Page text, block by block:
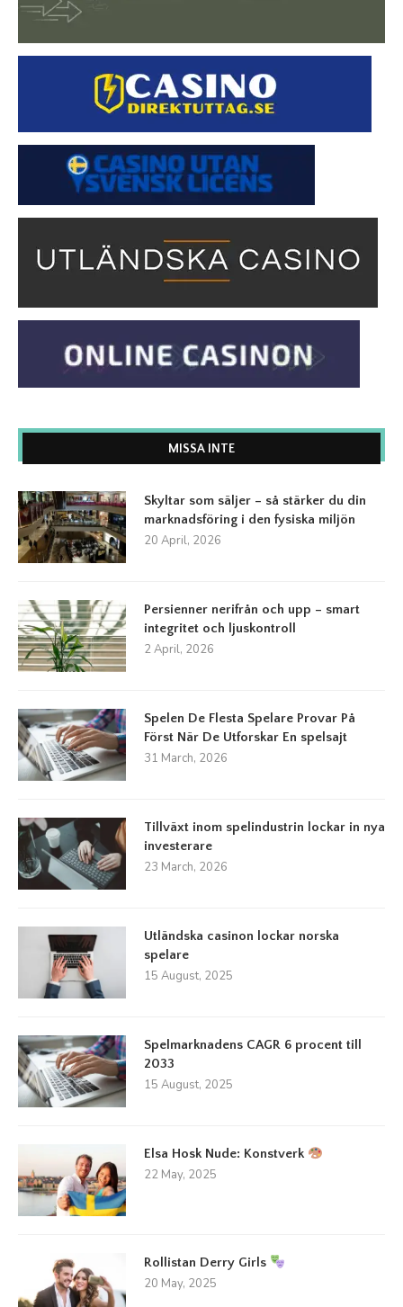
MISSA INTE
Skyltar som säljer – så stärker du din
marknadsföring i den fysiska miljön
20 April, 2026
Persienner nerifrån och upp – smart
integritet och ljuskontroll
2 April, 2026
Spelen De Flesta Spelare Provar På
Först När De Utforskar En spelsajt
31 March, 2026
Tillväxt inom spelindustrin lockar in nya
investerare
23 March, 2026
Utländska casinon lockar norska
spelare
15 August, 2025
Spelmarknadens CAGR 6 procent till
2033
15 August, 2025
Elsa Hosk Nude: Konstverk
22 May, 2025
Rollistan Derry Girls
20 May, 2025